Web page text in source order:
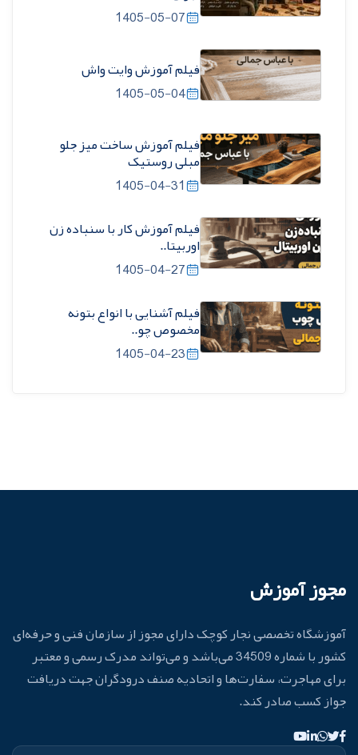
1405-05-07
فیلم آموزش وایت واش
1405-05-04
فیلم آموزش ساخت میز جلو
مبلی روستیک
1405-04-31
فیلم آموزش کار با سنباده زن
اوربیتا..
1405-04-27
فیلم آشنایی با انواع بتونه
مخصوص چو..
1405-04-23
مجوز آموزش
آموزشگاه تخصصی نجار کوچک دارای مجوز از سازمان فنی و حرفه‌ای
کشور با شماره 34509 می‌باشد و می‌تواند مدرک رسمی و معتبر
برای مهاجرت، سفارت‌ها و اتحادیه صنف درودگران جهت دریافت
جواز کسب صادر کند.